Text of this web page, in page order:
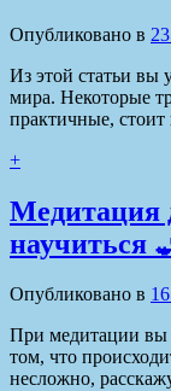
Опубликовано в
Из этой статьи вы
мира. Некоторые
практичные, стоит
+
Медитация
научиться
Опубликовано в
При медитации вы
том, что
несложно,